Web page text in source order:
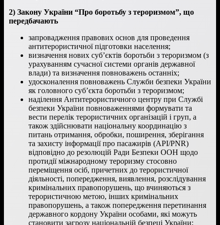
2) Закону України “Про боротьбу з тероризмом”, що
передбачають
запровадження правових основ для проведення
антитерористичної підготовки населення;
визначення нових суб’єктів боротьби з тероризмом (з
урахуванням сучасної системи органів державної
влади) та визначення повноважень останніх;
удосконалення повноважень Служби безпеки України
як головного суб’єкта боротьби з тероризмом;
наділення Антитерористичного центру при Службі
безпеки України повноваженнями формувати та
вести перелік терористичних організацій і груп, а
також здійснювати національну координацію з
питань отримання, обробки, поширення, зберігання
та захисту інформації про пасажирів (API/PNR)
відповідно до резолюцій Ради Безпеки ООН щодо
протидії міжнародному тероризму стосовно
переміщення осіб, причетних до терористичної
діяльності, попередження, виявлення, розслідування
кримінальних правопорушень, що вчиняються з
терористичною метою, інших кримінальних
правопорушень, а також попередження перетинання
державного кордону України особами, які можуть
становити загрозу національній безпеці України;